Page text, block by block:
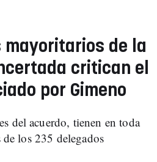
mayoritarios de la
critican el
por Gimeno
del acuerdo, tienen en toda
los 235 delegados